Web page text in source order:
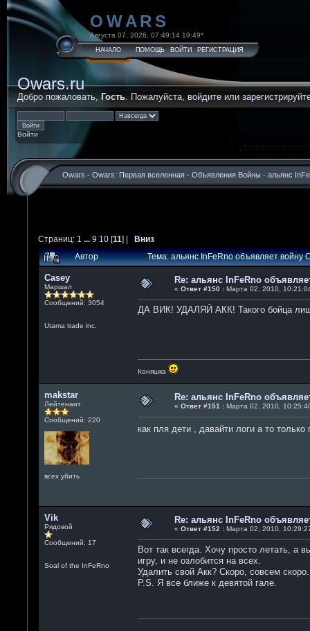
Добро пожаловать, Гость. Пожалуйста, войдите или
Войти
Owars.ru
OWARS
Августа 07, 2026, 07:49:14 19:49*
НАЧАЛО ПОМОЩЬ ВОЙТИ РЕГИСТРАЦИЯ
Owars - Owars: Первая вселенная - Объявления Войны - альянс
Страниц: 1 ... 9 10[11] | Вниз
Автор
Тема: альянс InFeRno объявляет войну
Casey
Маршал
Сообщений: 3054
Utama trade inc.
Re: альянс InFeRno
« Ответ #150 :Марта 02, 2010,
ДА ВИК! УДАЛЯЙ АКК! Такого бойца
Коняшка
makstar
Лейтенант
Сообщений: 220
всех убить
Re: альянс InFeRno
« Ответ #151 :Марта 02, 2010,
как пля дети , давайти логи а то
Vik
Рядовой
Сообщений: 17
Soal of the InFeRno
Re: альянс InFeRno
« Ответ #152 :Марта 02, 2010,
Вот так всегда. Хочу просто летать, а
игру, и не озлобится на всех.
Удалить свой Акк? Скоро, совсем
P.S. Я все ближе к девятой гале.